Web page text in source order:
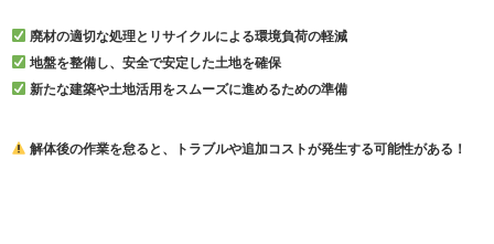
廃材の適切な処理とリサイクルによる環境負荷の軽減
地盤を整備し、安全で安定した土地を確保
新たな建築や土地活用をスムーズに進めるための準備
解体後の作業を怠ると、トラブルや追加コストが発生する可能性がある！